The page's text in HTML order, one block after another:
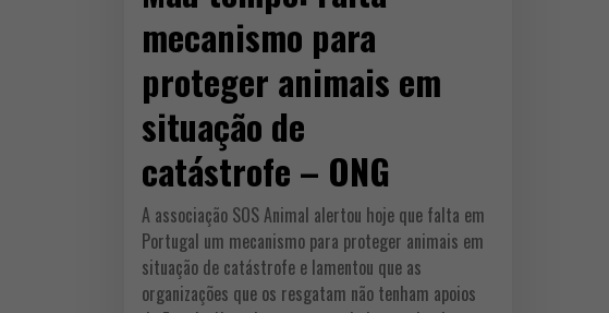
mecanismo para
proteger animais em
situação de
catástrofe – ONG
A associação SOS Animal alertou hoje que falta em
Portugal um mecanismo para proteger animais em
situação de catástrofe e lamentou que as
organizações que os resgatam não tenham apoios